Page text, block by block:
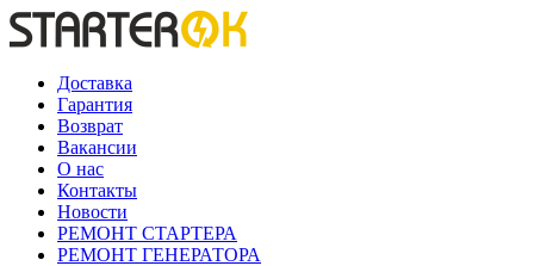
Доставка
Гарантия
Возврат
Вакансии
О нас
Контакты
Новости
РЕМОНТ СТАРТЕРА
РЕМОНТ ГЕНЕРАТОРА